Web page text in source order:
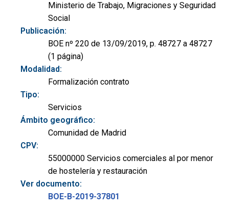
Ministerio de Trabajo, Migraciones y Seguridad
Social
Publicación:
BOE nº 220 de 13/09/2019, p. 48727 a 48727
(1 página)
Modalidad:
Formalización contrato
Tipo:
Servicios
Ámbito geográfico:
Comunidad de Madrid
CPV:
55000000 Servicios comerciales al por menor
de hostelería y restauración
Ver documento:
BOE-B-2019-37801